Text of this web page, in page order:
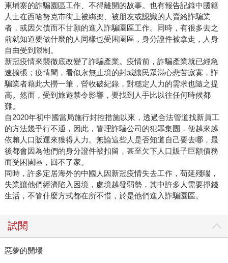
柬埔寨的詐騙園區工作、不得離開的故事。也有報告記錄中國籍
人士在西哈努克市街上被綁架、被朋友或認識的人賣給詐騙業
者，或因欠債而不甘願的進入詐騙園區工作。同時，有很多去之
前就知道要做什麼的人同樣也受困園區，身分證件被拿走，人身
自由受到限制。
新冠疫情來襲徹底改變了詐騙產業。疫情前，詐騙產業就已經急
速擴張；疫情間，看似永無止境的封城讓民眾滿心悲苦寂寞，詐
騙業者藉此大撈一筆，營收破紀錄，對穩定人力的需求也隨之提
高。然而，受到旅遊禁令影響，要找到人手比以往任何時候都
難。
自2020年初中國當局施行封控措施以來，透過合法管道找新員工
的方法幾乎行不通，因此，管理詐騙公司的犯罪集團，便越來越
依賴人口販運來獲得人力。無論這些人是否知道自己要去哪，最
後都會因為他們的身分證件被扣留，甚至欠下人口販子巨額債務
而受困園區，回不了家。
同時，許多定居海外的中國人因新冠疫情失去工作，苟延殘喘，
失業讓他們經濟陷入困境，處境越發弱勢，其中許多人需要掙錢
生活，不管什麼方式都在所不惜，於是他們進入詐騙園區。
試閱
惡夢的開場